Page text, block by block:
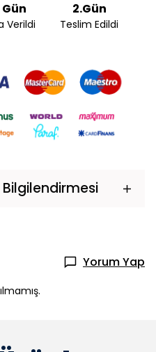
Gün
Verildi
2.Gün
Teslim Edildi
Bilgilendirmesi
Yorum Yap